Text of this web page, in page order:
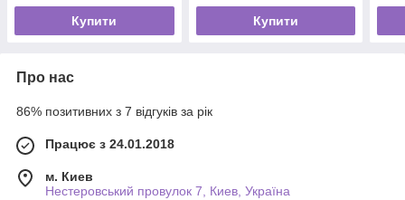
Купити Купити
Про нас
86% позитивних з 7 відгуків за рік
Працює з 24.01.2018
м. Киев
Нестеровський провулок 7, Киев, Україна